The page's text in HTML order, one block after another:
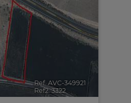
Ref. AVC-349921 🔗
Ref2. 3322